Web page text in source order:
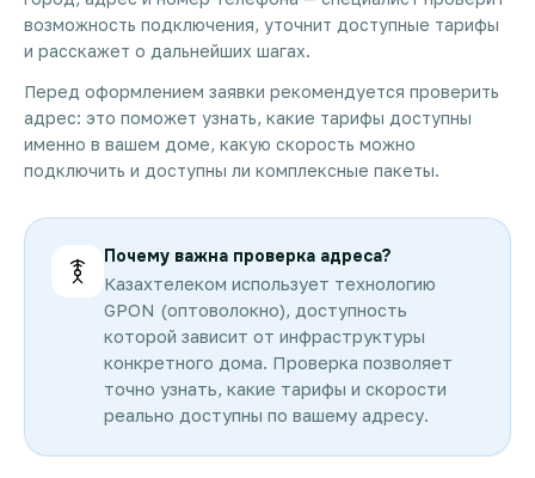
возможность подключения, уточнит доступные тарифы
и расскажет о дальнейших шагах.
Перед оформлением заявки рекомендуется проверить
адрес: это поможет узнать, какие тарифы доступны
именно в вашем доме, какую скорость можно
подключить и доступны ли комплексные пакеты.
Почему важна проверка адреса?
Казахтелеком использует технологию
GPON (оптоволокно), доступность
которой зависит от инфраструктуры
конкретного дома. Проверка позволяет
точно узнать, какие тарифы и скорости
реально доступны по вашему адресу.